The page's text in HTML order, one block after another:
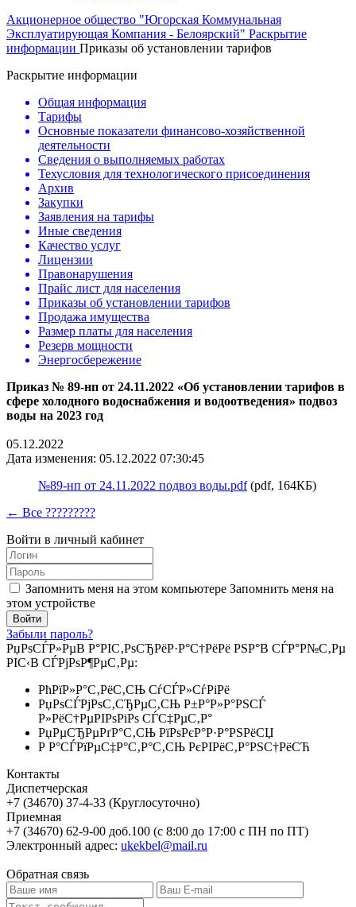
Акционерное общество "Югорская Коммунальная
Эксплуатирующая Компания - Белоярский" Раскрытие
информации Приказы об установлении тарифов
Раскрытие информации
Общая информация
Тарифы
Основные показатели финансово-хозяйственной
деятельности
Сведения о выполняемых работах
Техусловия для технологического присоединения
Архив
Закупки
Заявления на тарифы
Иные сведения
Качество услуг
Лицензии
Правонарушения
Прайс лист для населения
Приказы об установлении тарифов
Продажа имущества
Размер платы для населения
Резерв мощности
Энергосбережение
Приказ № 89-нп от 24.11.2022 «Об установлении тарифов в
сфере холодного водоснабжения и водоотведения» подвоз
воды на 2023 год
05.12.2022
Дата изменения: 05.12.2022 07:30:45
№89-нп от 24.11.2022 подвоз воды.pdf(pdf, 164КБ)
← Все ?????????
Войти в личный кабинет
Запомнить меня на этом компьютере Запомнить меня на
этом устройстве
Забыли пароль?
РџРѕСЃР»РµВ Р°РІС‚РѕСЂРёР·Р°С†РёРё РЅР°В СЃР°Р№С‚Рµ
РІС‹В СЃРјРѕР¶РµС‚Рµ:
РћРїР»Р°С‚РёС‚СЊ СѓСЃР»СѓРіРё
РџРѕСЃРјРѕС‚СЂРµС‚СЊ Р±Р°Р»Р°РЅСЃ
Р»РёС†РµРІРѕРіРѕ СЃС‡РµС‚Р°
РџРµСЂРµРґР°С‚СЊ РїРѕРєР°Р·Р°РЅРёСЏ
Р Р°СЃРїРµС‡Р°С‚Р°С‚СЊ РєРІРёС‚Р°РЅС†РёСЋ
Контакты
Диспетчерская
+7 (34670) 37-4-33 (Круглосуточно)
Приемная
+7 (34670) 62-9-00 доб.100 (с 8:00 до 17:00 с ПН по ПТ)
Электронный адрес: ukekbel@mail.ru
Обратная связь